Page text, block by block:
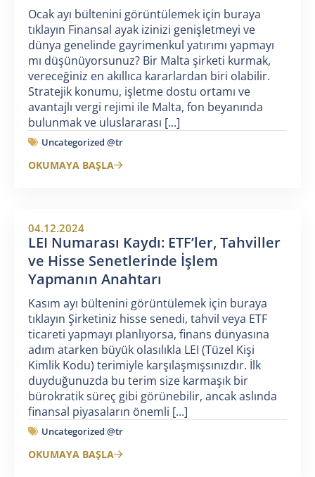
Ocak ayı bültenini görüntülemek için buraya
tıklayın Finansal ayak izinizi genişletmeyi ve
dünya genelinde gayrimenkul yatırımı yapmayı
mı düşünüyorsunuz? Bir Malta şirketi kurmak,
vereceğiniz en akıllıca kararlardan biri olabilir.
Stratejik konumu, işletme dostu ortamı ve
avantajlı vergi rejimi ile Malta, fon beyanında
bulunmak ve uluslararası [...]
Uncategorized @tr
OKUMAYA BAŞLA
04.12.2024
LEI Numarası Kaydı: ETF’ler, Tahviller
ve Hisse Senetlerinde İşlem
Yapmanın Anahtarı
Kasım ayı bültenini görüntülemek için buraya
tıklayın Şirketiniz hisse senedi, tahvil veya ETF
ticareti yapmayı planlıyorsa, finans dünyasına
adım atarken büyük olasılıkla LEI (Tüzel Kişi
Kimlik Kodu) terimiyle karşılaşmışsınızdır. İlk
duyduğunuzda bu terim size karmaşık bir
bürokratik süreç gibi görünebilir, ancak aslında
finansal piyasaların önemli [...]
Uncategorized @tr
OKUMAYA BAŞLA